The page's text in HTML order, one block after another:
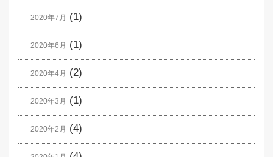
2020年7月 (1)
2020年6月 (1)
2020年4月 (2)
2020年3月 (1)
2020年2月 (4)